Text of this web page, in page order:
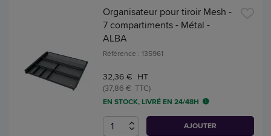
Organisateur pour tiroir Mesh -
7 compartiments - Métal -
ALBA
Référence : 135961
32,36 € HT
(37,86 € TTC)
EN STOCK, LIVRÉ EN 24/48H
AJOUTER